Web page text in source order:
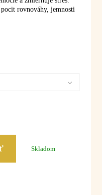
rovnováhy, jemnosti
Skladom